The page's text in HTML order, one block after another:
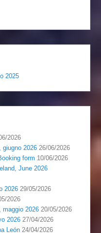
2025
2026
giugno 2026 26/06/2026
form 10/06/2026
June 2026
2026 29/05/2026
2026
maggio 2026 20/05/2026
2026 27/04/2026
León 24/04/2026